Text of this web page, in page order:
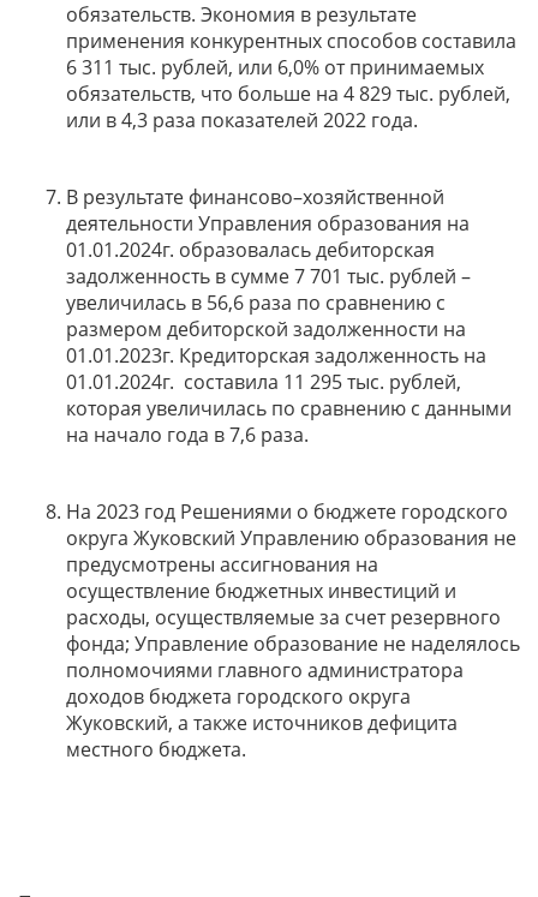
обязательств. Экономия в результате
применения конкурентных способов составила
6 311 тыс. рублей, или 6,0% от принимаемых
обязательств, что больше на 4 829 тыс. рублей,
или в 4,3 раза показателей 2022 года.
В результате финансово–хозяйственной
деятельности Управления образования на
01.01.2024г. образовалась дебиторская
задолженность в сумме 7 701 тыс. рублей –
увеличилась в 56,6 раза по сравнению с
размером дебиторской задолженности на
01.01.2023г. Кредиторская задолженность на
01.01.2024г. составила 11 295 тыс. рублей,
которая увеличилась по сравнению с данными
на начало года в 7,6 раза.
На 2023 год Решениями о бюджете городского
округа Жуковский Управлению образования не
предусмотрены ассигнования на
осуществление бюджетных инвестиций и
расходы, осуществляемые за счет резервного
фонда; Управление образование не наделялось
полномочиями главного администратора
доходов бюджета городского округа
Жуковский, а также источников дефицита
местного бюджета.